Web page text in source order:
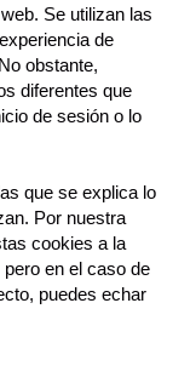
Se utilizan las
de
obstante,
diferentes que
de sesión o lo
que se explica lo
Por nuestra
cookies a la
en el caso de
puedes echar